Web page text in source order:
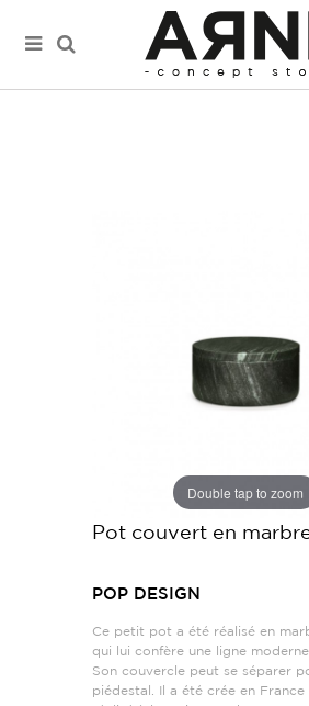
Double tap to zoom
Pot couvert en
POP DESIGN
Ce petit pot a été réalisé en
qui lui confère une ligne
Son couvercle peut se séparer
piédestal. Il a été crée en